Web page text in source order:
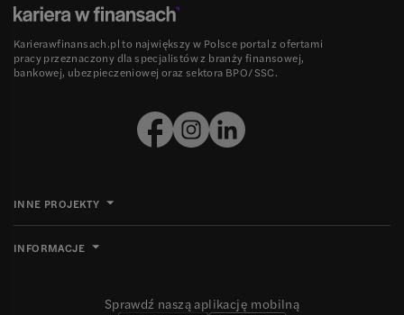
Karierawfinansach.pl to największy w Polsce portal z ofertami
pracy przeznaczony dla specjalistów z branży finansowej,
bankowej, ubezpieczeniowej oraz sektora BPO/SSC.
INNE PROJEKTY
INFORMACJE
Sprawdź naszą aplikację mobilną